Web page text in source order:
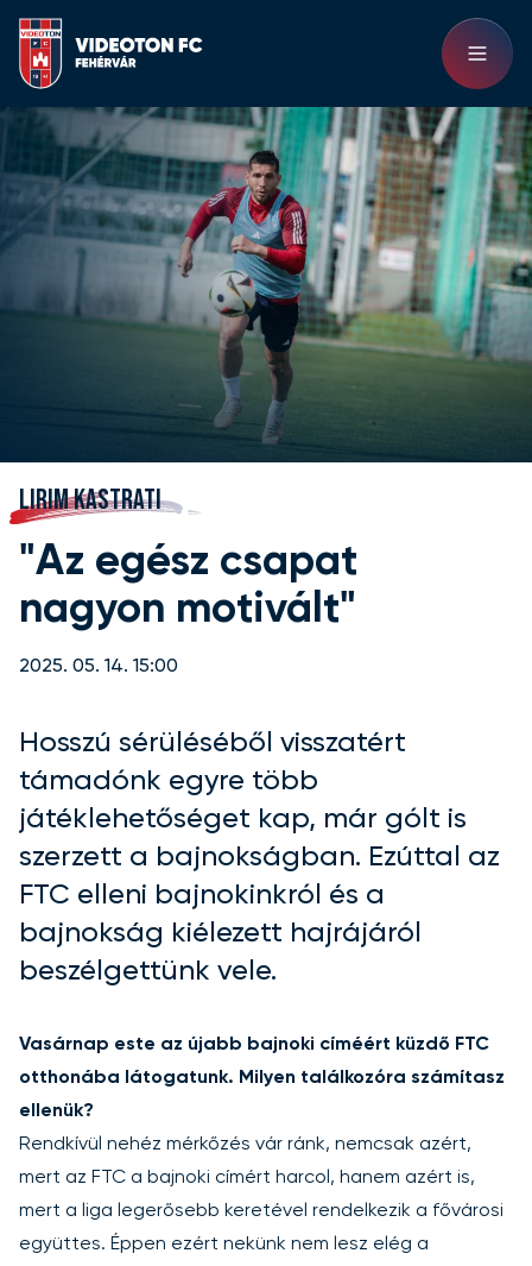
LIRIM KASTRATI
"Az egész csapat
nagyon motivált"
2025. 05. 14. 15:00
Hosszú sérüléséből visszatért
támadónk egyre több
játéklehetőséget kap, már gólt is
szerzett a bajnokságban. Ezúttal az
FTC elleni bajnokinkról és a
bajnokság kiélezett hajrájáról
beszélgettünk vele.
Vasárnap este az újabb bajnoki címéért küzdő FTC
otthonába látogatunk. Milyen találkozóra számítasz
ellenük?
Rendkívül nehéz mérkőzés vár ránk, nemcsak azért,
mert az FTC a bajnoki címért harcol, hanem azért is,
mert a liga legerősebb keretével rendelkezik a fővárosi
együttes. Éppen ezért nekünk nem lesz elég a